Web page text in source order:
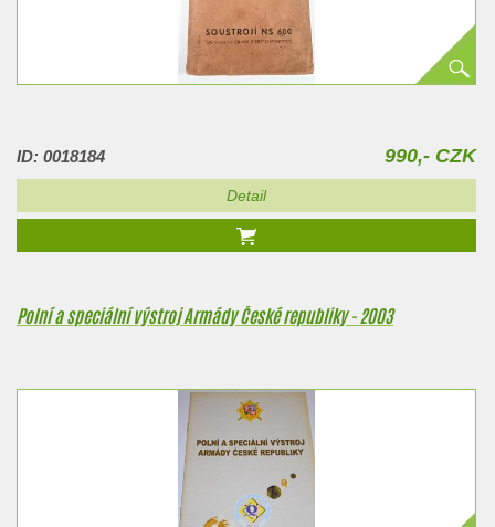
ID: 0018184 990,- CZK
Detail
Polní a speciální výstroj Armády České republiky - 2003